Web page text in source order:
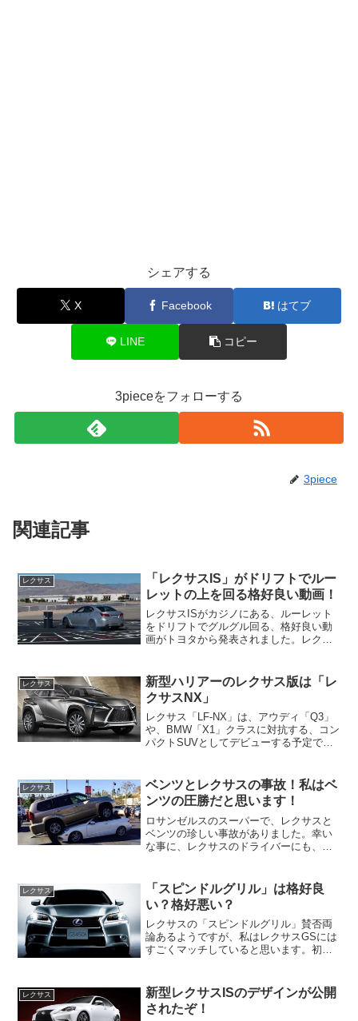
シェアする
X Facebook はてブ
LINE コピー
3pieceをフォローする
3piece
関連記事
レクサス
「レクサスIS」がドリフトでルー
レットの上を回る格好良い動画！
レクサスISがカジノにある、ルーレット
をドリフトでグルグル回る、格好良い動
画がトヨタから発表されました。レクサ
「レクサスIS」のテレビCMもガレージ内
を駆け回り、最後は...
レクサス
新型ハリアーのレクサス版は「レ
クサスNX」
レクサス「LF-NX」は、アウディ「Q3」
や、BMW「X1」クラスに対抗する、コン
パクトSUVとしてデビューする予定で
になりそうです。レクサスのSUVと言え
ば、現状...
レクサス
ベンツとレクサスの事故！私はベ
ンツの圧勝だと思います！
ロサンゼルスのスーパーで、レクサスと
ベンツの珍しい事故がありました。幸い
な事に、レクサスのドライバーにも、ベ
とベンツはやっぱりすごいと話題になっ
ています。話題になってい...
レクサス
「スピンドルグリル」は格好良
い？格好悪い？
レクサスの「スピンドルグリル」賛否両
論あるようですが、私はレクサスGSには
すごくマッチしていると思います。初め
す！！レクサスが新型GSから採用してい
る「スピンドルグリル」...
レクサス
新型レクサスISのデザインが公開
されたぞ！